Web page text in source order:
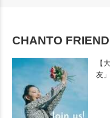
CHANTO FRIEND
【
友